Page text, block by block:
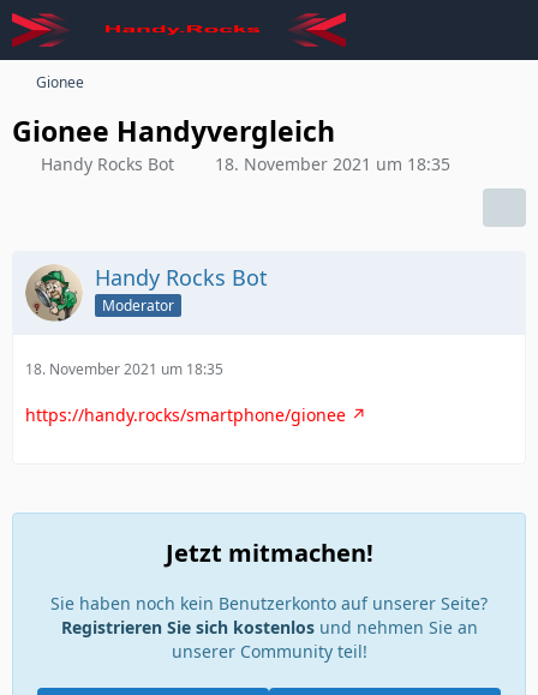
Gionee
Gionee Handyvergleich
Handy Rocks Bot 18. November 2021 um 18:35
Handy Rocks Bot
Moderator
18. November 2021 um 18:35
https://handy.rocks/smartphone/gionee
Jetzt mitmachen!
Sie haben noch kein Benutzerkonto auf unserer Seite?
Registrieren Sie sich kostenlosund nehmen Sie an
unserer Community teil!